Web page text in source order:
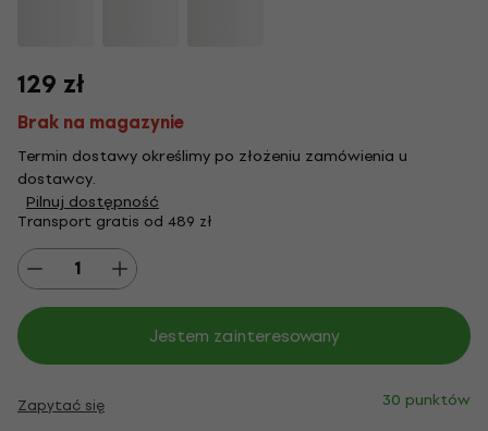
129 zł
Brak na magazynie
Termin dostawy określimy po złożeniu zamówienia u
dostawcy.
Pilnuj dostępność
Transport gratis od 489 zł
Jestem zainteresowany
Zapytać się
30 punktów